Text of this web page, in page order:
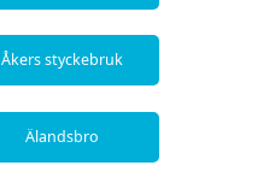
Åkers styckebruk
Älandsbro